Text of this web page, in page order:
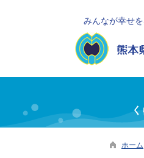
みんなが幸せ
く
ホーム